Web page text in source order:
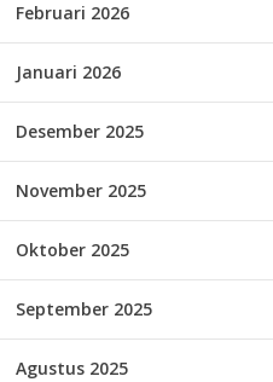
Februari 2026
Januari 2026
Desember 2025
November 2025
Oktober 2025
September 2025
Agustus 2025